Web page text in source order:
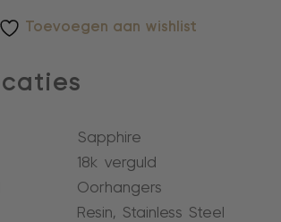
Toevoegen aan wishlist
Sapphire
18k verguld
Oorhangers
Resin, Stainless Steel